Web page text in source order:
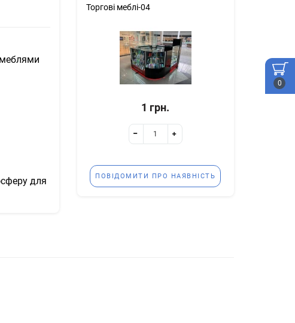
0
для
Торгові меблі-04
1 грн.
ПОВІДОМИТИ ПРО НАЯВНІСТЬ